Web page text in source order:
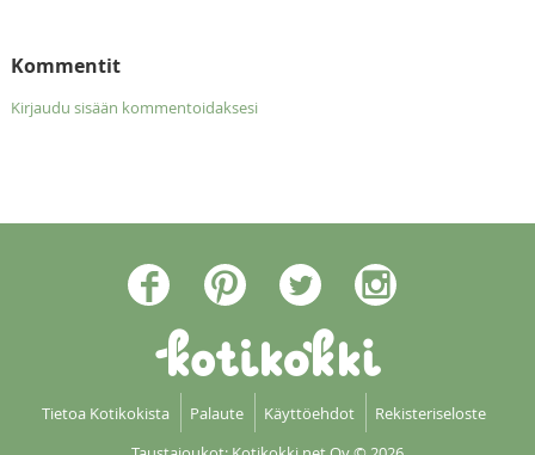
Kommentit
Kirjaudu sisään kommentoidaksesi
Tietoa Kotikokista Palaute Käyttöehdot
Rekisteriseloste